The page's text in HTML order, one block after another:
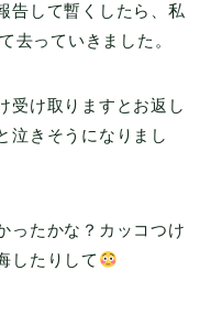
告して暫くしたら、私
去っていきました。
受け取りますとお返し
泣きそうになりまし
ったかな？カッコつけ
したりして